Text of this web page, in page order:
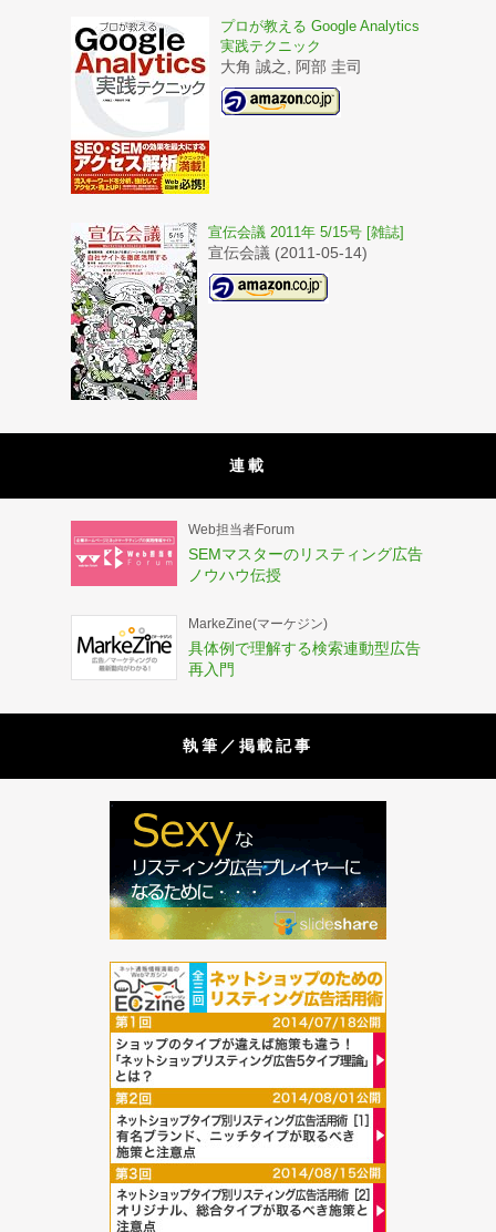
プロが教える Google Analytics
実践テクニック
大角 誠之, 阿部 圭司
宣伝会議 2011年 5/15号 [雑誌]
宣伝会議 (2011-05-14)
連載
Web担当者Forum
SEMマスターのリスティング広告
ノウハウ伝授
MarkeZine(マーケジン)
具体例で理解する検索連動型広告
再入門
執筆／掲載記事